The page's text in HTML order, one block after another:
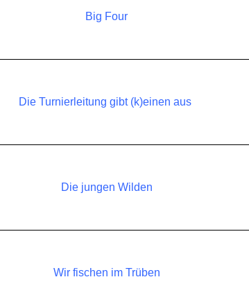
Big Four
Die Turnierleitung gibt (k)einen aus
Die jungen Wilden
Wir fischen im Trüben